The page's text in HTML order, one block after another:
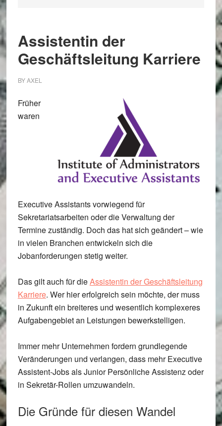
Assistentin der
Geschäftsleitung Karriere
BYAXEL
Früher
waren
Executive Assistants vorwiegend für
Sekretariatsarbeiten oder die Verwaltung der
Termine zuständig. Doch das hat sich geändert – wie
in vielen Branchen entwickeln sich die
Jobanforderungen stetig weiter.
Das gilt auch für dieAssistentin der Geschäftsleitung
Karriere. Wer hier erfolgreich sein möchte, der muss
in Zukunft ein breiteres und wesentlich komplexeres
Aufgabengebiet an Leistungen bewerkstelligen.
Immer mehr Unternehmen fordern grundlegende
Veränderungen und verlangen, dass mehr Executive
Assistent-Jobs als Junior Persönliche Assistenz oder
in Sekretär-Rollen umzuwandeln.
Die Gründe für diesen Wandel